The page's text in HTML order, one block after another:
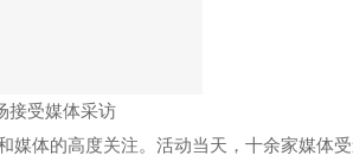
接受媒体采访
媒体的高度关注。活动当天，十余家媒体